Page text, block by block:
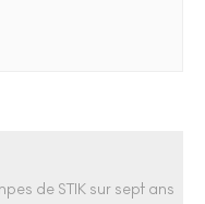
de STIK sur sept ans